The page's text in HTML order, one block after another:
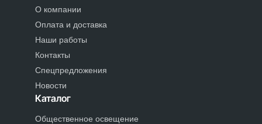
О компании
Оплата и доставка
Наши работы
Контакты
Спецпредложения
Новости
Каталог
Общественное освещение